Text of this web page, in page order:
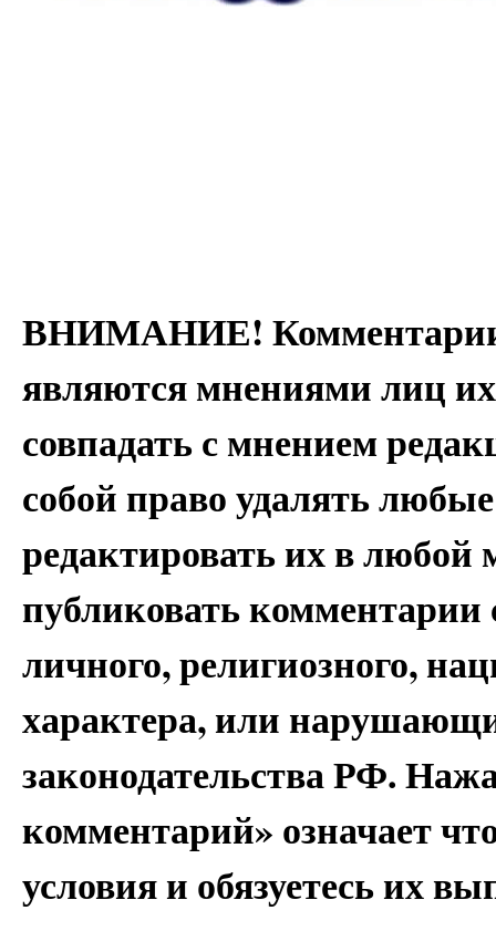
ВНИМАНИЕ! Комментарии
являются мнениями лиц
совпадать с мнением
собой право удалять
редактировать их в
публиковать
личного, религиозного,
характера, или
законодательства РФ.
комментарий» означает
условия и обязуетесь их